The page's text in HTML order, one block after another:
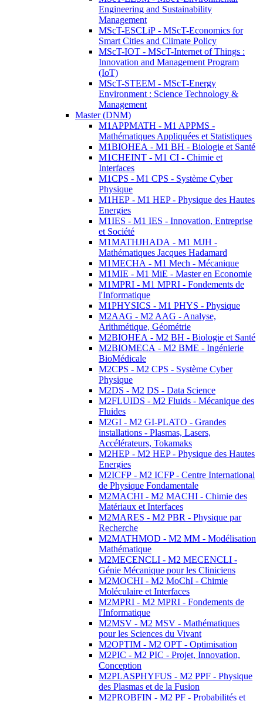
Engineering and Sustainability
Management
MScT-ESCLiP - MScT-Economics for
Smart Cities and Climate Policy
MScT-IOT - MScT-Internet of Things :
Innovation and Management Program
(IoT)
MScT-STEEM - MScT-Energy
Environment : Science Technology &
Management
Master (DNM)
M1APPMATH - M1 APPMS -
Mathématiques Appliquées et Statistiques
M1BIOHEA - M1 BH - Biologie et Santé
M1CHEINT - M1 CI - Chimie et
Interfaces
M1CPS - M1 CPS - Système Cyber
Physique
M1HEP - M1 HEP - Physique des Hautes
Energies
M1IES - M1 IES - Innovation, Entreprise
et Société
M1MATHJHADA - M1 MJH -
Mathématiques Jacques Hadamard
M1MECHA - M1 Mech - Mécanique
M1MIE - M1 MiE - Master en Economie
M1MPRI - M1 MPRI - Fondements de
l'Informatique
M1PHYSICS - M1 PHYS - Physique
M2AAG - M2 AAG - Analyse,
Arithmétique, Géométrie
M2BIOHEA - M2 BH - Biologie et Santé
M2BIOMECA - M2 BME - Ingénierie
BioMédicale
M2CPS - M2 CPS - Système Cyber
Physique
M2DS - M2 DS - Data Science
M2FLUIDS - M2 Fluids - Mécanique des
Fluides
M2GI - M2 GI-PLATO - Grandes
installations - Plasmas, Lasers,
Accélérateurs, Tokamaks
M2HEP - M2 HEP - Physique des Hautes
Energies
M2ICFP - M2 ICFP - Centre International
de Physique Fondamentale
M2MACHI - M2 MACHI - Chimie des
Matériaux et Interfaces
M2MARES - M2 PBR - Physique par
Recherche
M2MATHMOD - M2 MM - Modélisation
Mathématique
M2MECENCLI - M2 MECENCLI -
Génie Mécanique pour les Cliniciens
M2MOCHI - M2 MoChI - Chimie
Moléculaire et Interfaces
M2MPRI - M2 MPRI - Fondements de
l'Informatique
M2MSV - M2 MSV - Mathématiques
pour les Sciences du Vivant
M2OPTIM - M2 OPT - Optimisation
M2PIC - M2 PIC - Projet, Innovation,
Conception
M2PLASPHYFUS - M2 PPF - Physique
des Plasmas et de la Fusion
M2PROBFIN - M2 PF - Probabilités et